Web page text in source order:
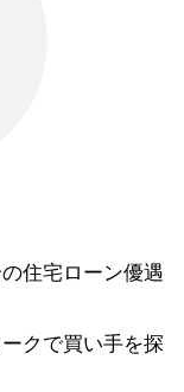
住宅ローン優遇
クで買い手を探